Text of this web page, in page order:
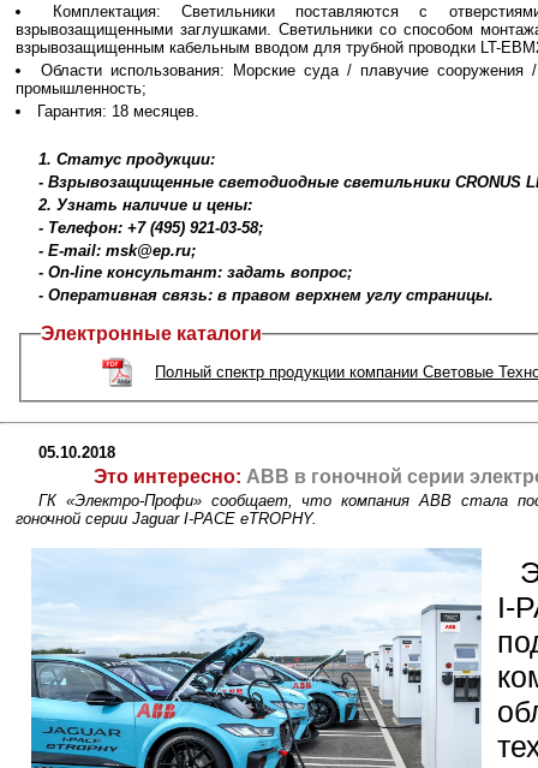
Комплектация: Светильники поставляются с
взрывозащищенными заглушками. Светильники со способом
взрывозащищенным кабельным вводом для трубной проводки LT-
Области использования: Морские суда / плавучие сооружения
промышленность;
Гарантия: 18 месяцев.
1. Статус продукции:
- Взрывозащищенные светодиодные светильники CRONUS
2. Узнать наличие и цены:
- Телефон: +7 (495) 921-03-58;
- E-mail: msk@ep.ru;
- On-line консультант: задать вопрос;
- Оперативная связь: в правом верхнем углу страницы.
Электронные каталоги
Полный спектр продукции компании Световые
05.10.2018
Это интересно: ABB в гоночной серии
ГК «Электро-Профи» сообщает, что компания ABB стала
гоночной серии Jaguar I-PACE eTROPHY.
I-